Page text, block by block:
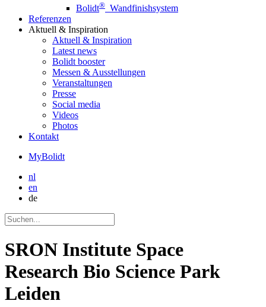
Bolidt® Wandfinishsystem
Referenzen
Aktuell & Inspiration
Aktuell & Inspiration
Latest news
Bolidt booster
Messen & Ausstellungen
Veranstaltungen
Presse
Social media
Videos
Photos
Kontakt
MyBolidt
nl
en
de
SRON Institute Space
Research Bio Science Park
Leiden